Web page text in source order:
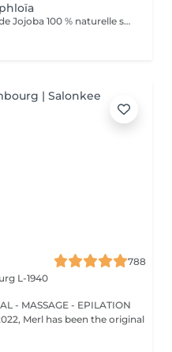
Découvrez la sensation de lhuile de Jojoba 100 % naturelle sur votre peau. Nourrie, votre peau retrouve tout son confort. Libéré de ses tensions grâce aux mains habiles de notre esthéticienne, votre visage est détendu. Bénéfices : Nourrie, votre peau retrouve tout son confort.
788
L-1940
- MASSAGE - EPILATION
Merl has been the original